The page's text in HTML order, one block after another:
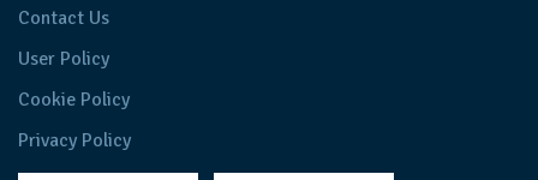
Contact Us
User Policy
Cookie Policy
Privacy Policy